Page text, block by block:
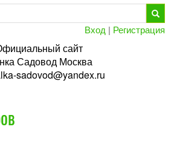
Вход | Регистрация
сайт
Садовод Москва
sadovod@yandex.ru